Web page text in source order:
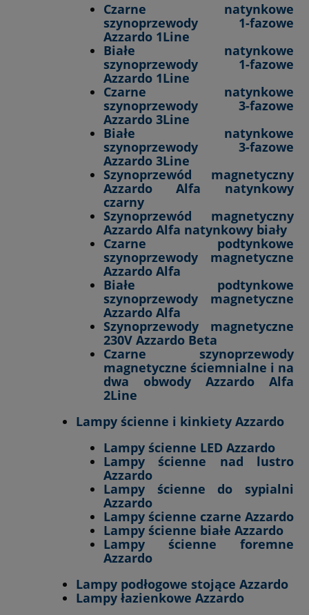
Czarne natynkowe
szynoprzewody 1-fazowe
Azzardo 1Line
Białe natynkowe
szynoprzewody 1-fazowe
Azzardo 1Line
Czarne natynkowe
szynoprzewody 3-fazowe
Azzardo 3Line
Białe natynkowe
szynoprzewody 3-fazowe
Azzardo 3Line
Szynoprzewód magnetyczny
Azzardo Alfa natynkowy
czarny
Szynoprzewód magnetyczny
Azzardo Alfa natynkowy biały
Czarne podtynkowe
szynoprzewody magnetyczne
Azzardo Alfa
Białe podtynkowe
szynoprzewody magnetyczne
Azzardo Alfa
Szynoprzewody magnetyczne
230V Azzardo Beta
Czarne szynoprzewody
magnetyczne ściemnialne i na
dwa obwody Azzardo Alfa
2Line
Lampy ścienne i kinkiety Azzardo
Lampy ścienne LED Azzardo
Lampy ścienne nad lustro
Azzardo
Lampy ścienne do sypialni
Azzardo
Lampy ścienne czarne Azzardo
Lampy ścienne białe Azzardo
Lampy ścienne foremne
Azzardo
Lampy podłogowe stojące Azzardo
Lampy łazienkowe Azzardo